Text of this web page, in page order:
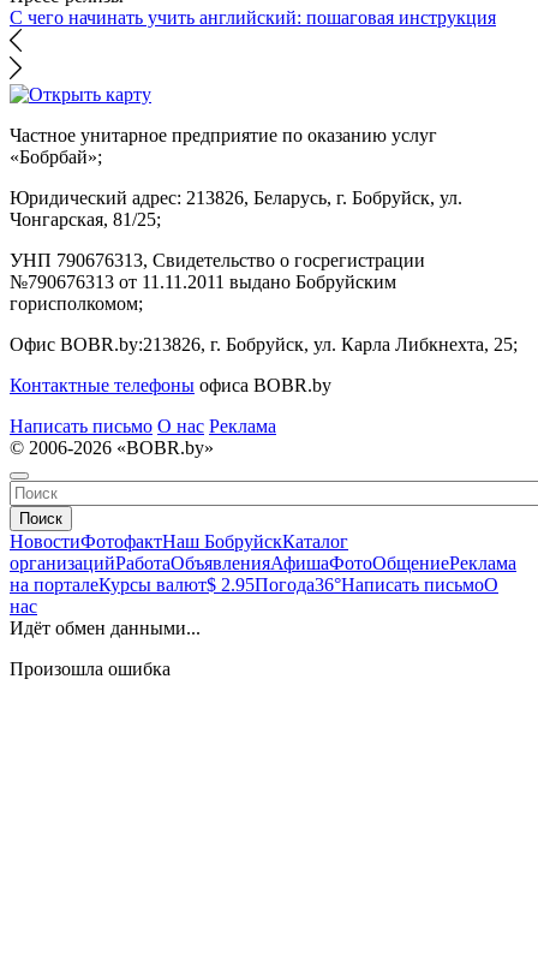
С чего начинать учить английский: пошаговая инструкция
Частное унитарное предприятие по оказанию услуг
«Бобрбай»;
Юридический адрес: 213826, Беларусь, г. Бобруйск, ул.
Чонгарская, 81/25;
УНП 790676313, Свидетельство о госрегистрации
№790676313 от 11.11.2011 выдано Бобруйским
горисполкомом;
Офис BOBR.by:213826, г. Бобруйск, ул. Карла Либкнехта, 25;
Контактные телефоны офиса BOBR.by
Написать письмо О нас Реклама
© 2006-2026 «BOBR.by»
Поиск
НовостиФотофактНаш БобруйскКаталог
организацийРаботаОбъявленияАфишаФотоОбщениеРеклама
на порталеКурсы валют$ 2.95Погода36°Написать письмоО
нас
Идёт обмен данными...
Произошла ошибка